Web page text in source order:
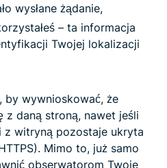
wysłane żądanie,
– ta informacja
Twojej lokalizacji
by wywnioskować, że
z daną stroną, nawet jeśli
z witryną pozostaje ukryta
Mimo to, już samo
obserwatorom Twoje